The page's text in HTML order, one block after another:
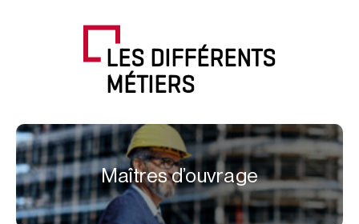
LES DIFFÉRENTS
MÉTIERS
Maîtres d’ouvrage